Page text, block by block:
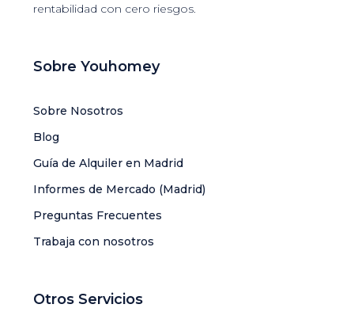
rentabilidad con cero riesgos.
Sobre Youhomey
Sobre Nosotros
Blog
Guía de Alquiler en Madrid
Informes de Mercado (Madrid)
Preguntas Frecuentes
Trabaja con nosotros
Otros Servicios